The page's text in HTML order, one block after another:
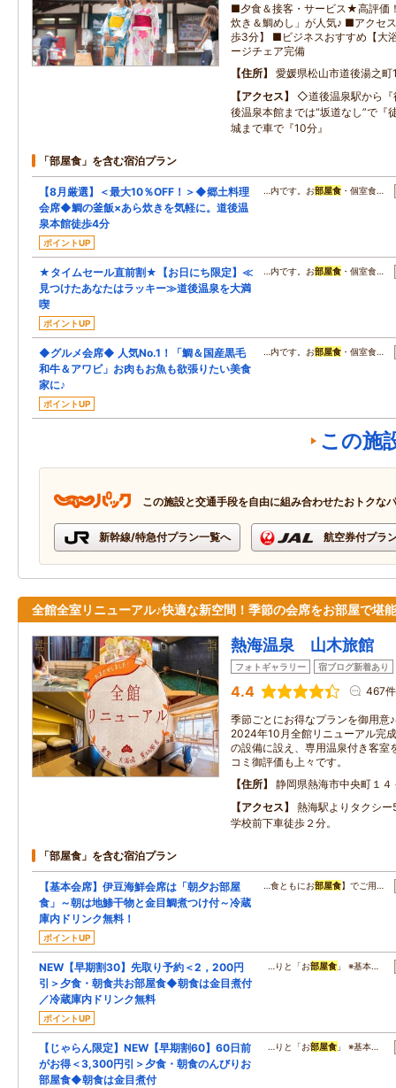
■夕食＆接客・サービス★高評価
炊き＆鯛めし」が人気♪ ■アクセ
歩3分】 ■ビジネスおすすめ【大
ージチェア完備
住所
愛媛県松山市道後湯之町
アクセス
◇道後温泉駅から
後温泉本館までは“坂道なし”で
城まで車で『10分』
「部屋食」を含む宿泊プラン
【8月厳選】＜最大10％OFF！＞◆郷土料理
会席◆鯛の釜飯×あら炊きを気軽に。道後温
泉本館徒歩4分
ポイントUP
…内です。お部屋食 ・個室食…
★タイムセール直前割★【お日にち限定】≪
見つけたあなたはラッキー≫道後温泉を大満
喫
ポイントUP
…内です。お部屋食 ・個室食…
◆グルメ会席◆ 人気No.1！「鯛＆国産黒毛
和牛＆アワビ」お肉もお魚も欲張りたい美食
家に♪
ポイントUP
…内です。お部屋食 ・個室食…
この施
この施設と交通手段を自由に組み合わせたおトクな
新幹線/特急付プラン一覧へ 航空券付プラ
全館全室リニューアル♪快適な新空間！季節の会席をお部屋で堪能
熱海温泉 山木旅館
フォトギャラリー 宿ブログ新着あり
4.4 467件
季節ごとにお得なプランを御用
2024年10月全館リニューアル完
の設備に設え、専用温泉付き客室
コミ御評価も上々です。
住所
静岡県熱海市中央町１４
アクセス
熱海駅よりタクシ
学校前下車徒歩２分。
「部屋食」を含む宿泊プラン
【基本会席】伊豆海鮮会席は「朝夕お部屋
食」～朝は地鯵干物と金目鯛煮つけ付～冷蔵
庫内ドリンク無料！
ポイントUP
…食ともにお部屋食】でご用…
NEW【早期割30】先取り予約＜2，200円
引＞夕食・朝食共お部屋食◆朝食は金目煮付
／冷蔵庫内ドリンク無料
ポイントUP
…りと「お部屋食 」 ※基本…
【じゃらん限定】NEW【早期割60】60日前
がお得＜3,300円引＞夕食・朝食のんびりお
部屋食◆朝食は金目煮付
…りと「お部屋食 」 ※基本…